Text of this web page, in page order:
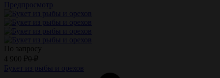
Предпросмотр
По запросу
4 900 ₽0 ₽
Букет из рыбы и орехов